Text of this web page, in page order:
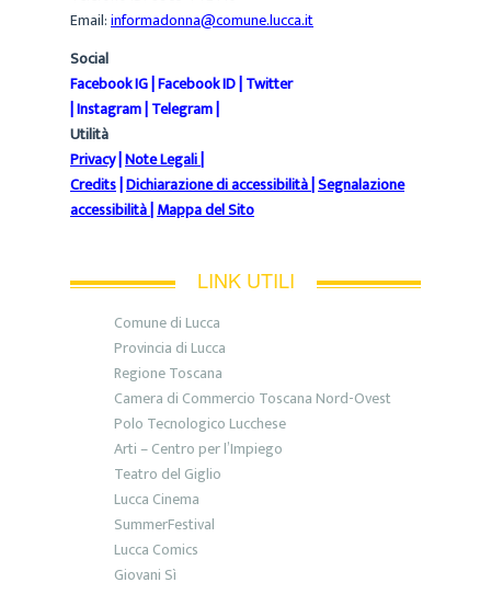
Email:informadonna@comune.lucca.it
Social
Facebook IG|Facebook ID|Twitter
|Instagram|Telegram|
Utilità
Privacy|Note Legali|
Credits|Dichiarazione di accessibilità|Segnalazione
accessibilità|Mappa del Sito
LINK UTILI
Comune di Lucca
Provincia di Lucca
Regione Toscana
Camera di Commercio Toscana Nord-Ovest
Polo Tecnologico Lucchese
Arti – Centro per l’Impiego
Teatro del Giglio
Lucca Cinema
SummerFestival
Lucca Comics
Giovani Sì